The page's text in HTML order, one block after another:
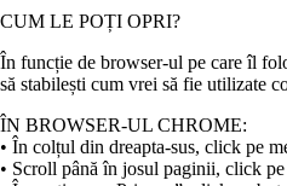
CUM LE POȚI OPRI?
În funcție de browser-ul pe care îl
să stabilești cum vrei să fie utilizate
ÎN BROWSER-UL CHROME:
• În colțul din dreapta-sus, click pe
• Scroll până în josul paginii, click